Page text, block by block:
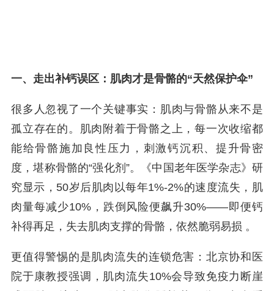
一、 走出补钙误区：肌肉才是骨骼的“天然保护伞”
很多人忽视了一个关键事实：肌肉与骨骼从来不是
孤立存在的。肌肉附着于骨骼之上，每一次收缩都
能给骨骼施加良性压力，刺激钙沉积、提升骨密
度，堪称骨骼的“强化剂”。《中国老年医学杂志》研
究显示，50岁后肌肉以每年1%-2%的速度流失，肌
肉量每减少10%，跌倒风险便飙升30%——即便钙
补得再足，失去肌肉支撑的骨骼，依然脆弱易损 。
更值得警惕的是肌肉流失的连锁危害：北京协和医
院于康教授强调，肌肉流失10%会导致免疫力断崖